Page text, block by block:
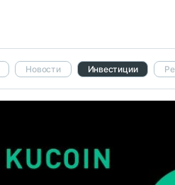
Новости Инвестиции